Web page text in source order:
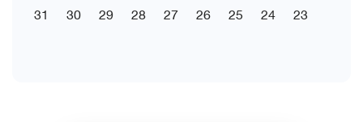
23
24
25
26
27
28
29
30
31